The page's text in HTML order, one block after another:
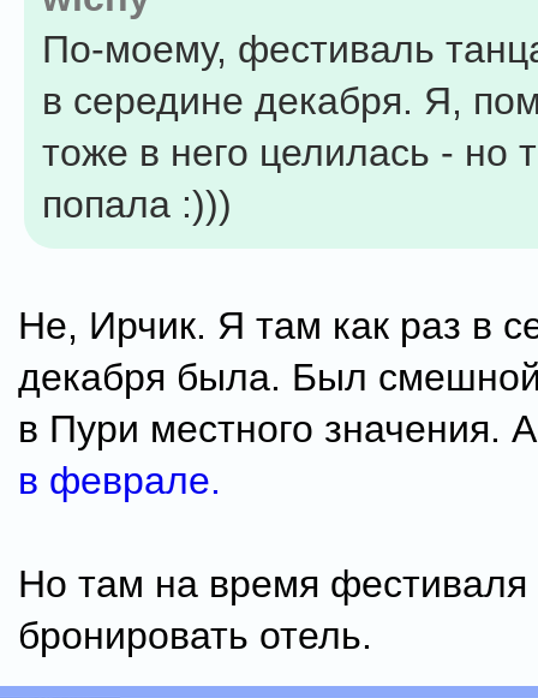
По-моему, фестиваль
в середине декабря. Я,
тоже в него целилась - но
попала :)))
Не, Ирчик. Я там как раз в
декабря была. Был
в Пури местного значения.
в феврале.
Но там на время
бронировать отель.